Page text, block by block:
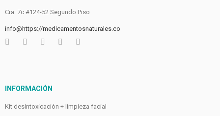
Cra. 7c #124-52 Segundo Piso
info@https://medicamentosnaturales.co
INFORMACIÓN
Kit desintoxicación + limpieza facial